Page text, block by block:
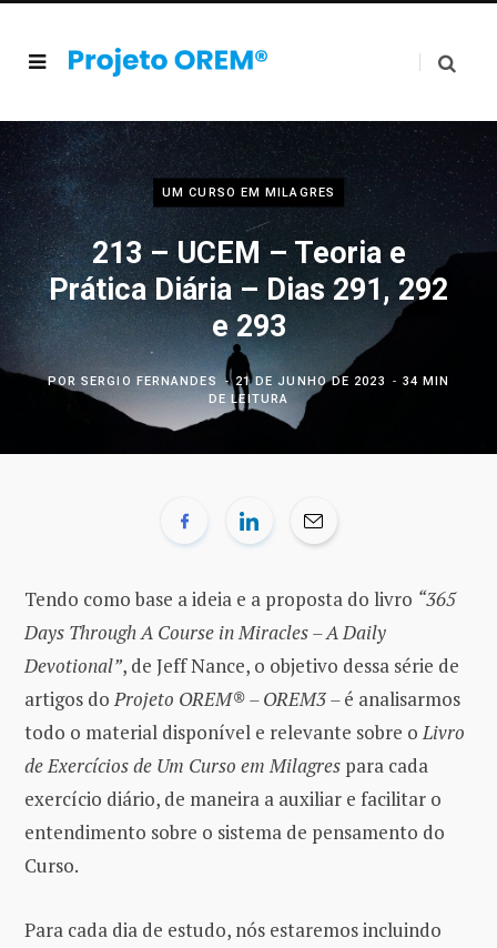
UM CURSO EM MILAGRES
213 – UCEM – Teoria e
Prática Diária – Dias 291, 292
e 293
PORSERGIO FERNANDES 21 DE JUNHO DE 2023
34 MIN
DE LEITURA
Tendo como base a ideia e a proposta do livro “365
Days Through A Course in Miracles – A Daily
Devotional”, de Jeff Nance, o objetivo dessa série de
artigos doProjeto OREM® – OREM3 –é analisarmos
todo o material disponível e relevante sobre oLivro
de Exercícios de Um Curso em Milagres para cada
exercício diário, de maneira a auxiliar e facilitar o
entendimento sobre o sistema de pensamento do
Curso.
Para cada dia de estudo, nós estaremos incluindo